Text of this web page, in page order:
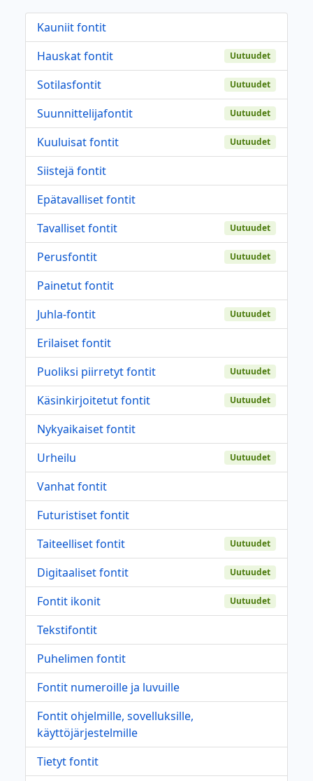
Kauniit fontit
Hauskat fontit
Uutuudet
Sotilasfontit Uutuudet
Suunnittelijafontit Uutuudet
Kuuluisat fontit Uutuudet
Siistejä fontit
Epätavalliset fontit
Tavalliset fontit
Uutuudet
Perusfontit Uutuudet
Painetut fontit
Juhla-fontit
Uutuudet
Erilaiset fontit
Puoliksi piirretyt fontit
Uutuudet
Käsinkirjoitetut fontit Uutuudet
Nykyaikaiset fontit
Urheilu
Uutuudet
Vanhat fontit
Futuristiset fontit
Taiteelliset fontit
Uutuudet
Digitaaliset fontit Uutuudet
Fontit ikonit Uutuudet
Tekstifontit
Puhelimen fontit
Fontit numeroille ja luvuille
Fontit ohjelmille, sovelluksille,
käyttöjärjestelmille
Tietyt fontit